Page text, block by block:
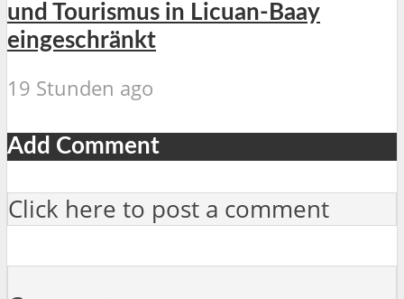
und Tourismus in Licuan-Baay
eingeschränkt
19 Stunden ago
Add Comment
Click here to post a comment